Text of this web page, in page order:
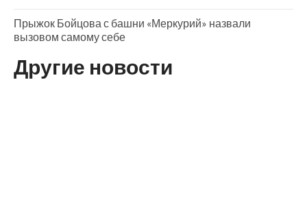
Прыжок Бойцова с башни «Меркурий» назвали
вызовом самому себе
Другие новости